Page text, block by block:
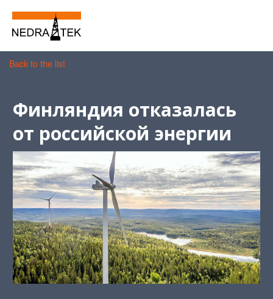
Back to the list
Финляндия отказалась
от российской энергии